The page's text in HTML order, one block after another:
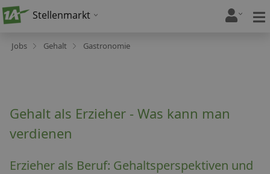
Stellenmarkt
Jobs Gehalt Gastronomie
Gehalt als Erzieher - Was kann man
verdienen
Erzieher als Beruf: Gehaltsperspektiven und